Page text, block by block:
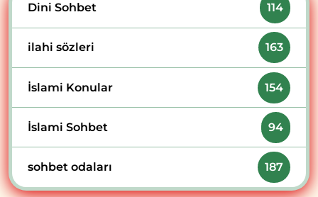
Dini Sohbet 114
ilahi sözleri 163
İslami Konular 154
İslami Sohbet 94
sohbet odaları 187